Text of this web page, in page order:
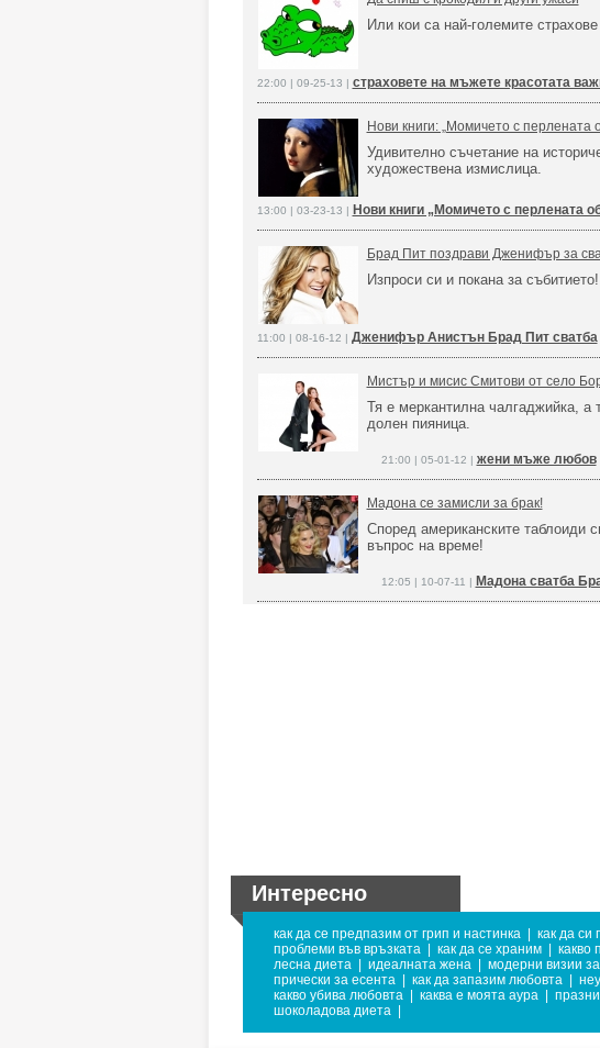
Или кои са най-големите
22:00 | 09-25-13 | страховете на мъжете красотата
Нови книги: „Момичето с
Удивително съчетание на
художествена измислица.
13:00 | 03-23-13 | Нови книги „Момичето с перлената
Брад Пит поздрави Дженифър за
Изпроси си и покана за събитието!
11:00 | 08-16-12 | Дженифър Анистън Брад Пит сватба
Мистър и мисис Смитови от село
Тя е меркантилна чалгаджийка, а
долен пияница.
21:00 | 05-01-12 | жени мъже любов
Мадона се замисли за брак!
Според американските таблоиди
въпрос на време!
12:05 | 10-07-11 | Мадона сватба
Интересно
как да се предпазим от грип и настинка как да си
проблеми във връзката
как да се храним какво
лесна диета
идеалната жена модерни визии
прически за есента
как да запазим любовта
какво убива любовта
каква е моята аура
шоколадова диета